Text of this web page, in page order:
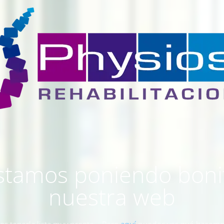
poniendo
nuestra web